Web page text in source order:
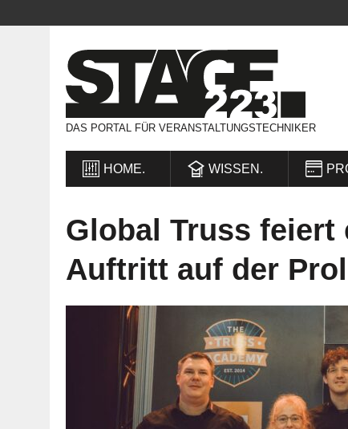
DAS PORTAL FÜR VERANSTALTUNGSTECHNIKER
HOME. WISSEN.
Global Truss feiert
Auftritt auf der